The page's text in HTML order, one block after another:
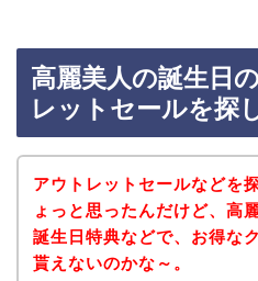
高麗美人の誕生日
レットセールを探
アウトレットセールなどを
ょっと思ったんだけど、高
誕生日特典などで、お得な
貰えないのかな～。